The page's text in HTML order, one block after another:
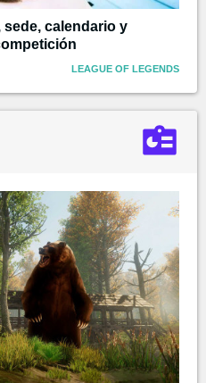
sede, calendario y
LEAGUE OF LEGENDS